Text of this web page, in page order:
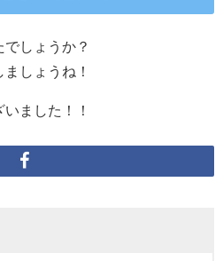
しょうか？
しょうね！
ました！！